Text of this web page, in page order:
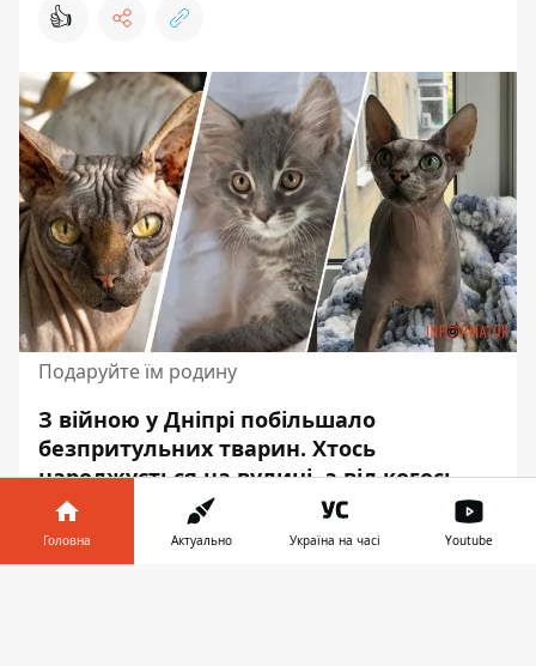
👍
Подаруйте їм родину
З війною у Дніпрі побільшало
безпритульних тварин. Хтось
народжується на вулиці, авід когось
відмовляються та просто викидають.
Пухнастикам дуже важко самостійно
виживати, адже вони не можуть себе
Головна Актуально Україна на часі Youtube